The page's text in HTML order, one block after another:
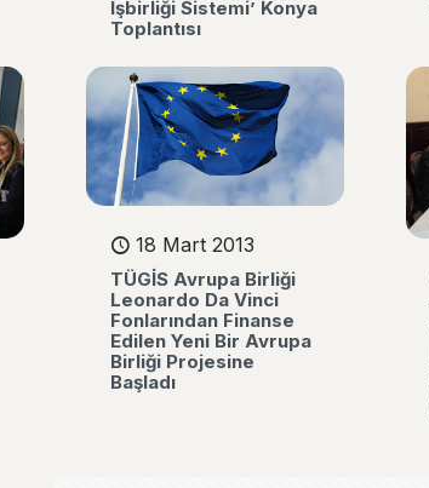
İşbirliği Sistemi’ Konya
Toplantısı
18 Mart 2013
TÜGİS Avrupa Birliği
Leonardo Da Vinci
Fonlarından Finanse
Edilen Yeni Bir Avrupa
Birliği Projesine
Başladı